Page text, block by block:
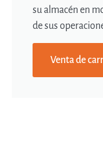
su almacén en
de sus
Venta de